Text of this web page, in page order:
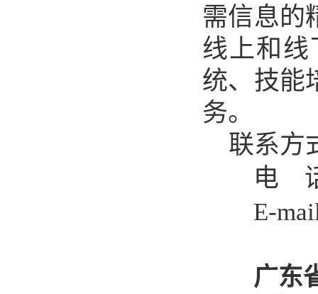
需信息的
线上和
统、技能
务。
联系方
电
E-
广东